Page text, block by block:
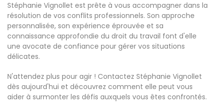
Stéphanie Vignollet est prête à vous accompagner dans la
résolution de vos conflits professionnels. Son approche
personnalisée, son expérience éprouvée et sa
connaissance approfondie du droit du travail font d'elle
une avocate de confiance pour gérer vos situations
délicates.
N'attendez plus pour agir ! Contactez Stéphanie Vignollet
dès aujourd'hui et découvrez comment elle peut vous
aider à surmonter les défis auxquels vous êtes confrontés.